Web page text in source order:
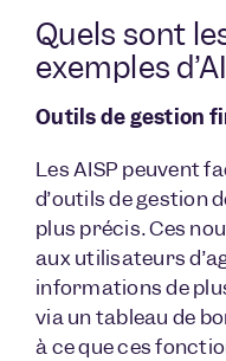
Quels sont
exemples
Outils de gestion
Les AISP peuvent
d’outils de gestion
plus précis. Ces
aux utilisateurs
informations de
via un tableau de
à ce que ces